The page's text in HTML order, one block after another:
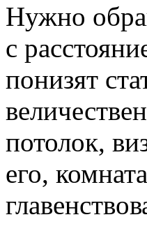
Нужно
с
понизят
потолок,
его,